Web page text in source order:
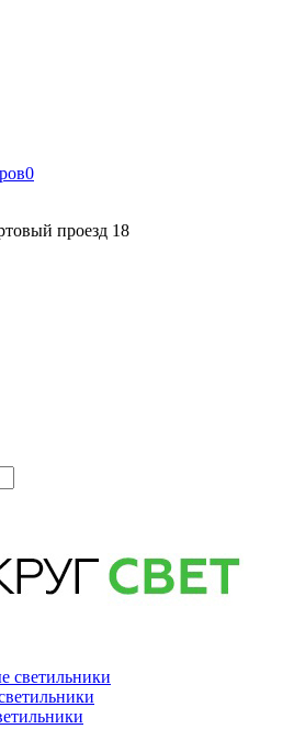
0
проезд 18
светильники